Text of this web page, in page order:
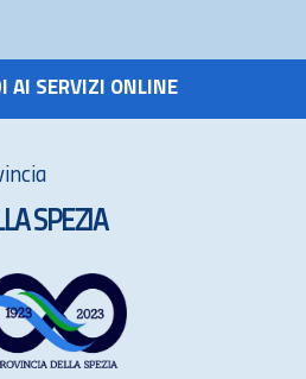
AI SERVIZI ONLINE
SPEZIA